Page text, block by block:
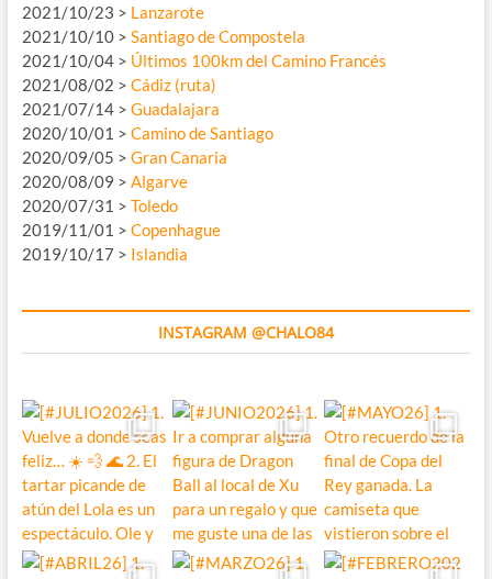
2021/10/23 > Lanzarote
2021/10/10 > Santiago de Compostela
2021/10/04 > Últimos 100km del Camino Francés
2021/08/02 > Cádiz (ruta)
2021/07/14 > Guadalajara
2020/10/01 > Camino de Santiago
2020/09/05 > Gran Canaria
2020/08/09 > Algarve
2020/07/31 > Toledo
2019/11/01 > Copenhague
2019/10/17 > Islandia
INSTAGRAM @CHALO84